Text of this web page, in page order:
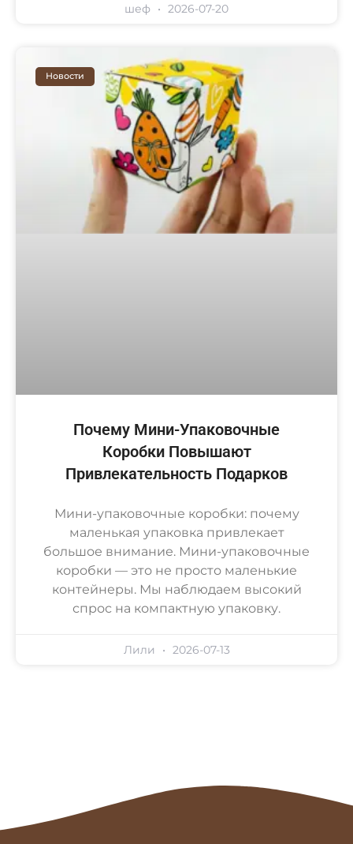
шеф 2026-07-20
Новости
Почему Мини-Упаковочные
Коробки Повышают
Привлекательность Подарков
Мини-упаковочные коробки: почему
маленькая упаковка привлекает
большое внимание. Мини-упаковочные
коробки — это не просто маленькие
контейнеры. Мы наблюдаем высокий
спрос на компактную упаковку.
Лили 2026-07-13